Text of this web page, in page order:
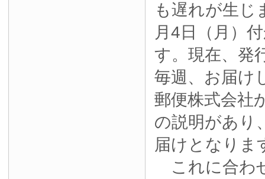
も遅れが生じ
月4日（月）
す。現在、発
毎週、お届け
郵便株式会社
の説明があり
届けとなりま
これに合わ